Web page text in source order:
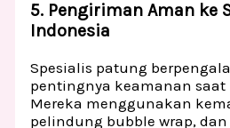
5. Pengiriman Aman ke
Indonesia
Spesialis patung
pentingnya keamanan
Mereka menggunakan
pelindung bubble wrap,